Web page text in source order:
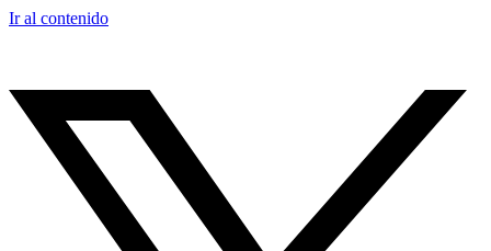
Ir al contenido